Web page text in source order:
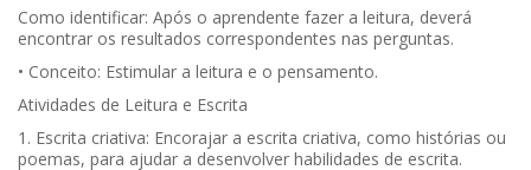
Como identificar: Após o aprendente fazer a leitura, deverá
encontrar os resultados correspondentes nas perguntas.
• Conceito: Estimular a leitura e o pensamento.
Atividades de Leitura e Escrita
1. Escrita criativa: Encorajar a escrita criativa, como histórias ou
poemas, para ajudar a desenvolver habilidades de escrita.